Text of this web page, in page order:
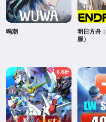
鳴潮
明日方舟
服）
6.8折